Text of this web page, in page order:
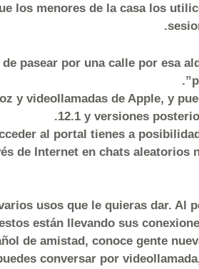
los menores de la casa los
pasear por una calle por esa
y videollamadas de Apple, y
12.1 y versiones
al portal tienes a
de Internet en chats aleatorios
usos que le quieras dar.
están llevando sus
de amistad, conoce gente
conversar por